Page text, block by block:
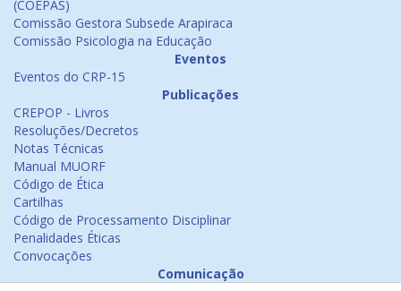
(COEPAS)
Comissão Gestora Subsede Arapiraca
Comissão Psicologia na Educação
Eventos
Eventos do CRP-15
Publicações
CREPOP - Livros
Resoluções/Decretos
Notas Técnicas
Manual MUORF
Código de Ética
Cartilhas
Código de Processamento Disciplinar
Penalidades Éticas
Convocações
Comunicação